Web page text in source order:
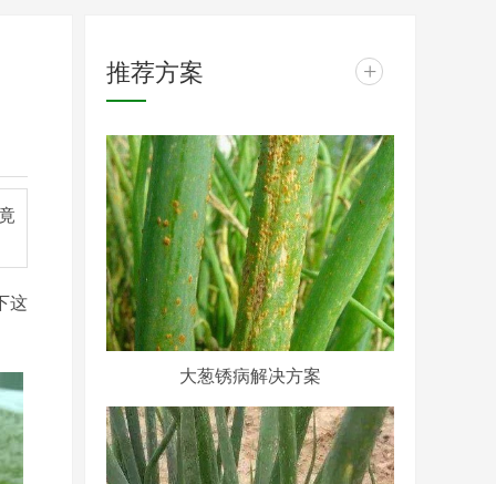
这
推荐方案 +
大葱锈病解决方案